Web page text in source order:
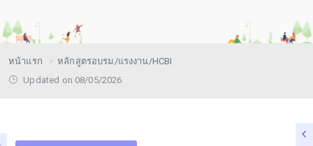
หน้าแรก
หลักสูตรอบรม/แรงงาน/HCBI
Updated on 08/05/2026